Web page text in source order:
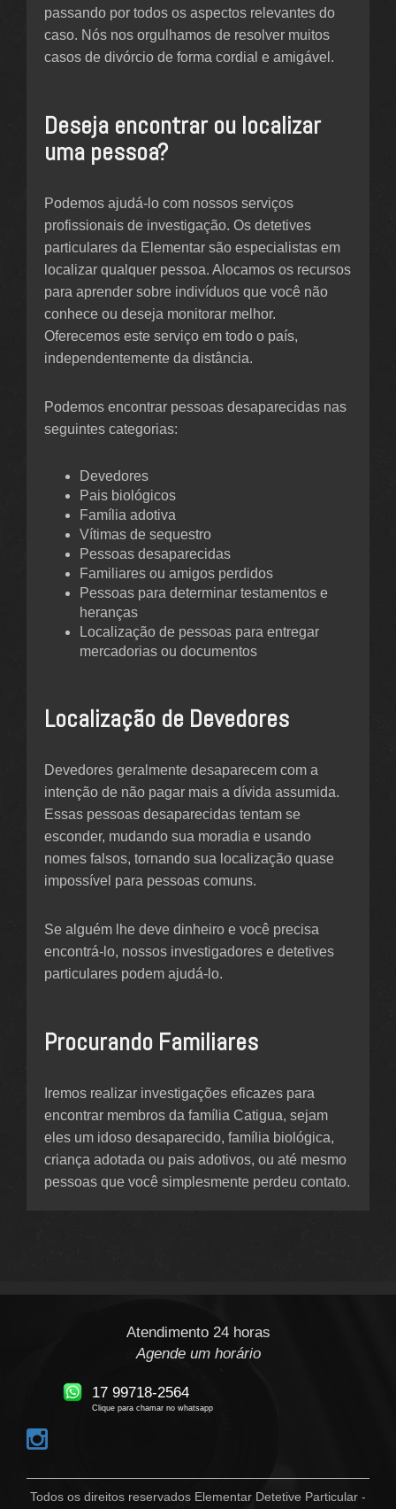
passando por todos os aspectos relevantes do
caso. Nós nos orgulhamos de resolver muitos
casos de divórcio de forma cordial e amigável.
Deseja encontrar ou localizar
uma pessoa?
Podemos ajudá-lo com nossos serviços
profissionais de investigação. Os detetives
particulares da Elementar são especialistas em
localizar qualquer pessoa. Alocamos os recursos
para aprender sobre indivíduos que você não
conhece ou deseja monitorar melhor.
Oferecemos este serviço em todo o país,
independentemente da distância.
Podemos encontrar pessoas desaparecidas nas
seguintes categorias:
Devedores
Pais biológicos
Família adotiva
Vítimas de sequestro
Pessoas desaparecidas
Familiares ou amigos perdidos
Pessoas para determinar testamentos e
heranças
Localização de pessoas para entregar
mercadorias ou documentos
Localização de Devedores
Devedores geralmente desaparecem com a
intenção de não pagar mais a dívida assumida.
Essas pessoas desaparecidas tentam se
esconder, mudando sua moradia e usando
nomes falsos, tornando sua localização quase
impossível para pessoas comuns.
Se alguém lhe deve dinheiro e você precisa
encontrá-lo, nossos investigadores e detetives
particulares podem ajudá-lo.
Procurando Familiares
Iremos realizar investigações eficazes para
encontrar membros da família Catigua, sejam
eles um idoso desaparecido, família biológica,
criança adotada ou pais adotivos, ou até mesmo
pessoas que você simplesmente perdeu contato.
Atendimento 24 horas
Agende um horário
17 99718-2564
Clique para chamar no whatsapp
Todos os direitos reservados Elementar Detetive Particular -